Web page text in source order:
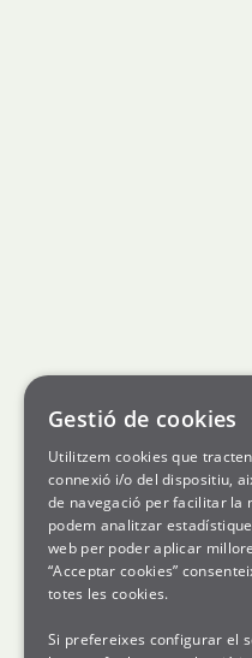
Gestió de cookies
Utilitzem cookies que
connexió i/o del dispositiu,
de navegació per facilitar la
podem analitzar
web per poder aplicar
“Acceptar cookies”
totes les cookies.
Si prefereixes configurar el